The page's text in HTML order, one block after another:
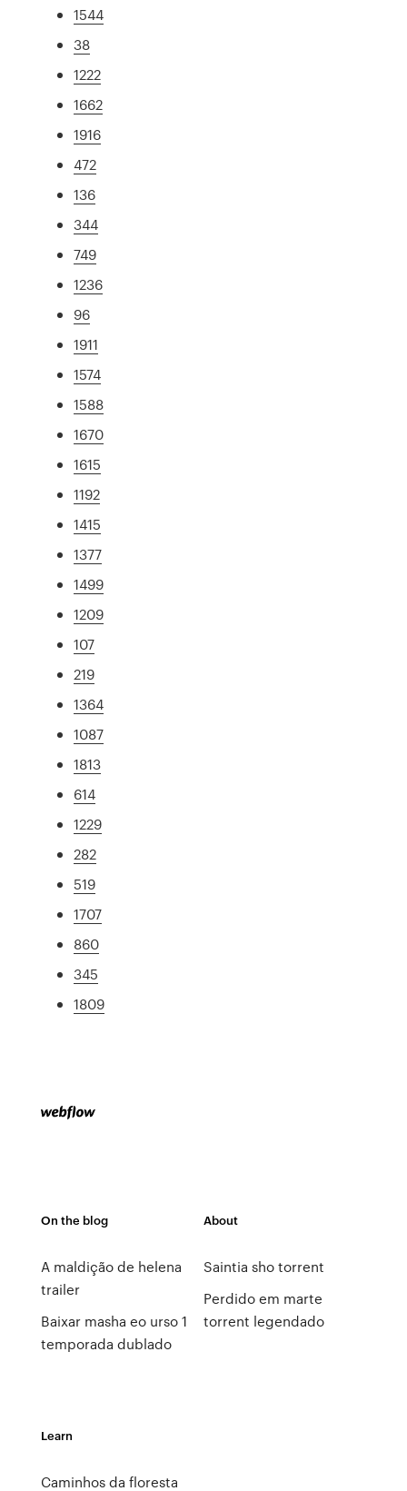
1544
38
1222
1662
1916
472
136
344
749
1236
96
1911
1574
1588
1670
1615
1192
1415
1377
1499
1209
107
219
1364
1087
1813
614
1229
282
519
1707
860
345
1809
On the blog
A maldição de helena
trailer
Baixar masha eo urso 1
temporada dublado
About
Saintia sho torrent
Perdido em marte
torrent legendado
Learn
Caminhos da floresta